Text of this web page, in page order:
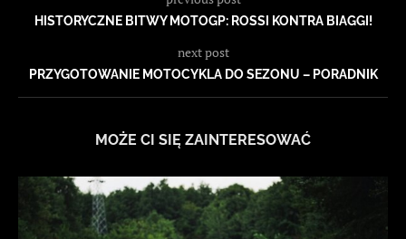
HISTORYCZNE BITWY MOTOGP: ROSSI KONTRA BIAGGI!
next post
PRZYGOTOWANIE MOTOCYKLA DO SEZONU – PORADNIK
MOŻE CI SIĘ ZAINTERESOWAĆ